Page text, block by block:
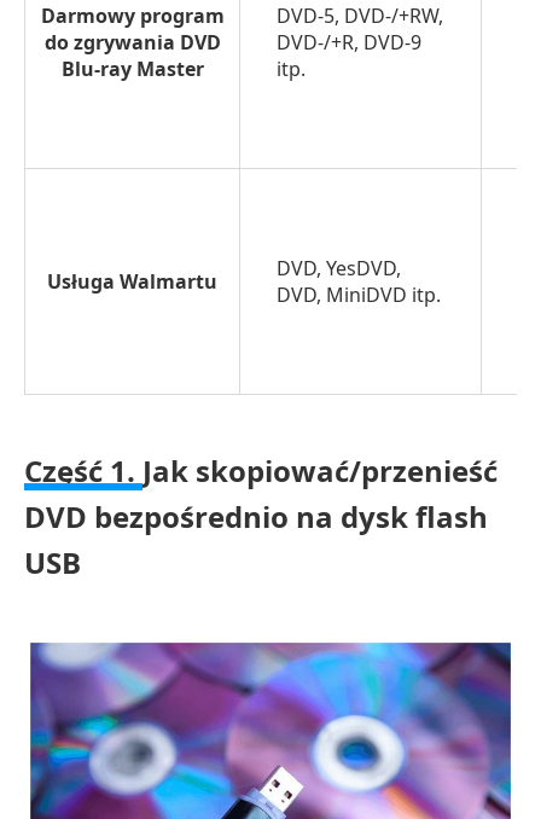
2.
Jak
bezpłatnie
flash
pomocą
Część
3.
Jak
USB
pobliżu
mnie
za
Darmowy program
do zgrywania DVD
Blu-ray Master
DVD-5, DVD-/+RW,
DVD-/+R, DVD-9
itp.
Usługa Walmartu
DVD, YesDVD,
DVD, MiniDVD itp.
Część 1. Jak skopiować/przenieść
DVD bezpośrednio na dysk flash
USB